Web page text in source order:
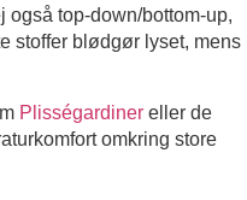
også top-down/bottom-up,
stoffer blødgør lyset, mens
Plisségardiner eller de
omkring store